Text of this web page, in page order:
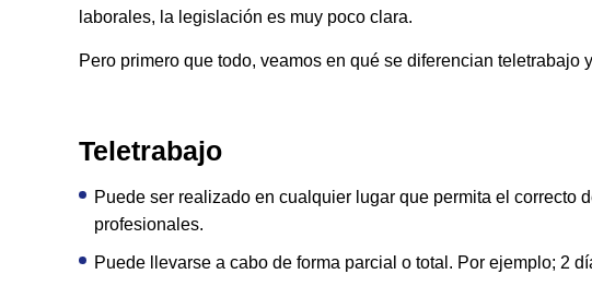
laborales, la legislación es muy poco clara.
Pero primero que todo, veamos en qué se diferencian teletrabajo
Teletrabajo
Puede ser realizado en cualquier lugar que permita el correcto
profesionales.
Puede llevarse a cabo de forma parcial o total. Por ejemplo; 2